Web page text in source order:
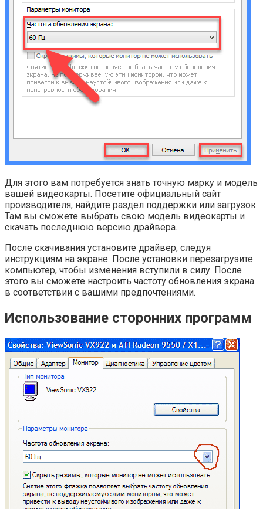
Для этого вам потребуется знать точную марку и модель
вашей видеокарты. Посетите официальный сайт
производителя, найдите раздел поддержки или загрузок.
Там вы сможете выбрать свою модель видеокарты и
скачать последнюю версию драйвера.
После скачивания установите драйвер, следуя
инструкциям на экране. После установки перезагрузите
компьютер, чтобы изменения вступили в силу. После
этого вы сможете настроить частоту обновления экрана
в соответствии с вашими предпочтениями.
Использование сторонних программ